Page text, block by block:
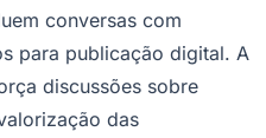
conversas com
para publicação digital. A
discussões sobre
das